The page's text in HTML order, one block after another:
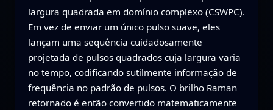
largura quadrada em domínio complexo (CSWPC).
Em vez de enviar um único pulso suave, eles
lançam uma sequência cuidadosamente
projetada de pulsos quadrados cuja largura varia
no tempo, codificando sutilmente informação de
frequência no padrão de pulsos. O brilho Raman
retornado é então convertido matematicamente